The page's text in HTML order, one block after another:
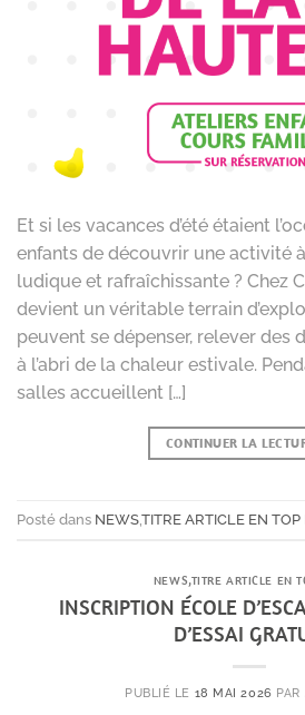
Et si les vacances d’été étaient
enfants de découvrir une activité
ludique et rafraîchissante ? Chez
devient un véritable terrain
peuvent se dépenser, relever des
à l’abri de la chaleur estivale.
salles accueillent […]
CONTINUER LA
Posté dans NEWSTITRE ARTICLE EN TOP
NEWS,TITRE ARTICLE EN
INSCRIPTION ÉCOLE
D’ESSAI
PUBLIÉ LE 18 MAI 2026 PAR